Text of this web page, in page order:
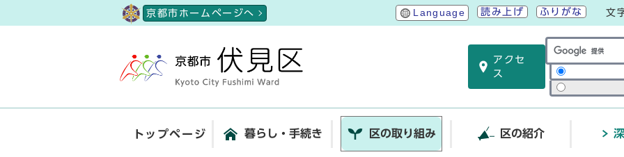
京都市ホームページへ Language 読み上げ ふりがな 文
アクセ
ス
サイト内検索
トップページ 暮らし・手続き 区の取り組み 区の紹介